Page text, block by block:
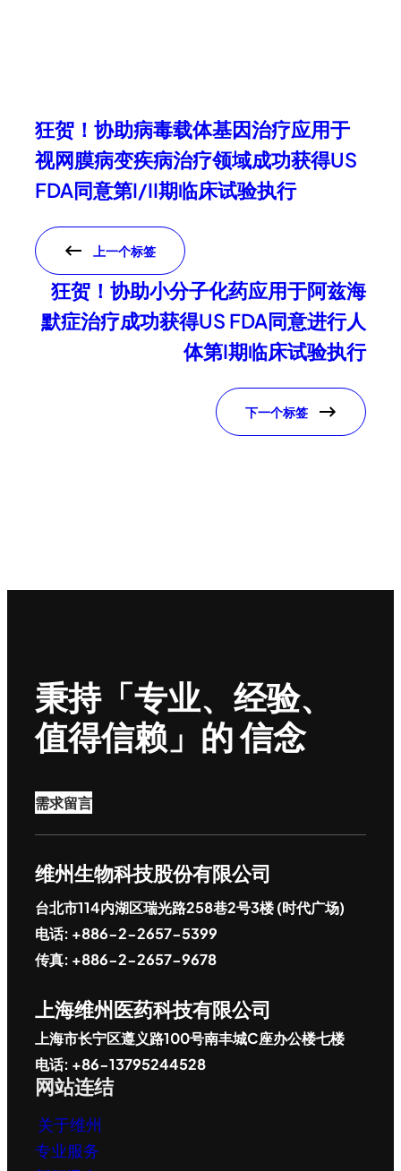
狂贺！协助病毒载体基因治疗应用于
视网膜病变疾病治疗领域成功获得US
FDA同意第I/II期临床试验执行
上一个标签
狂贺！协助小分子化药应用于阿兹海
默症治疗成功获得US FDA同意进行人
体第I期临床试验执行
下一个标签
秉持「专业、经验、
值得信赖」的 信念
需求留言
维州生物科技股份有限公司
台北市114内湖区瑞光路258巷2号3楼 (时代广场)
电话: +886-2-2657-5399
传真: +886-2-2657-9678
上海维州医药科技有限公司
上海市长宁区遵义路100号南丰城C座办公楼七楼
电话: +86-13795244528
网站连结
关于维州
专业服务